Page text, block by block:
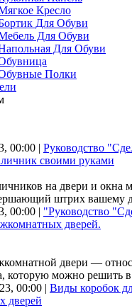
Кресло
Для Обуви
Для Обуви
Для Обуви
Полки
00:00 | Руководство
своими руками
на двери и окна
штрих вашему
00:00 | "Руководство
дверей.
двери —
которую можно решить
00:00 | Виды коробок
дверей